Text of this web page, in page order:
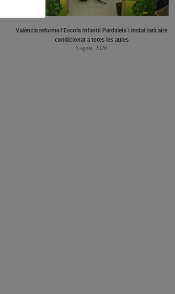
València reforma l’Escola Infantil Pardalets i instal·larà aire
condicionat a totes les aules
5 agost, 2026